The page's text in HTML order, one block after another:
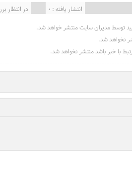
در انتظار انتشار یافته : 0
توسط مدیران سایت منتشر خواهد شد.
نخواهد شد.
با خبر باشد منتشر نخواهد شد.